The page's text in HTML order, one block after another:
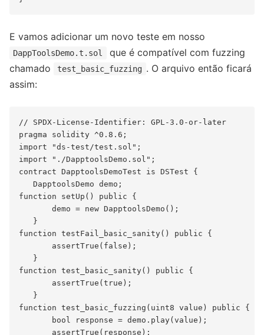
E vamos adicionar um novo teste em nosso
DappToolsDemo.t.sol
que é compatível com fuzzing
chamado
test_basic_fuzzing . O arquivo então ficará
assim:
// SPDX-License-Identifier: GPL-3.0-or-later
pragma solidity ^0.8.6;
import "ds-test/test.sol";
import "./DapptoolsDemo.sol";
contract DapptoolsDemoTest is DSTest {
   DapptoolsDemo demo;
function setUp() public {
       demo = new DapptoolsDemo();
   }
function testFail_basic_sanity() public {
       assertTrue(false);
   }
function test_basic_sanity() public {
       assertTrue(true);
   }
function test_basic_fuzzing(uint8 value) public {
       bool response = demo.play(value);
       assertTrue(response);